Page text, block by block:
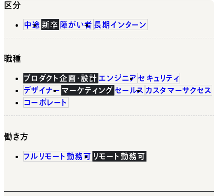
区分
中途 新卒 障がい者 長期インターン
職種
プロダクト企画・設計 エンジニア セキュリティ
デザイナー マーケティング セールス カスタマーサクセス
コーポレート
働き方
フルリモート勤務可 リモート勤務可